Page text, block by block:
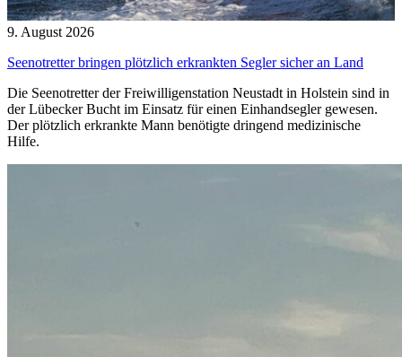
9. August 2026
Seenotretter bringen plötzlich erkrankten Segler sicher an Land
Die Seenotretter der Freiwilligenstation Neustadt in Holstein sind in
der Lübecker Bucht im Einsatz für einen Einhandsegler gewesen.
Der plötzlich erkrankte Mann benötigte dringend medizinische
Hilfe.